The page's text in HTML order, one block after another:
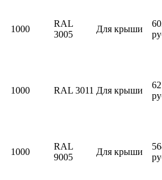
1000
RAL
3005
Для крыши
1000 RAL 3011 Для крыши
1000
RAL
9005
Для крыши